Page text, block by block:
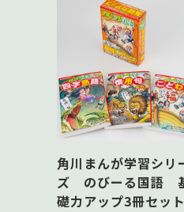
さくいん
読み物
お買い物は楽し
ザバッと激流ど
クルーズ船は危
角川まんが学習シリ
ズ のびーる国語
礎力アップ3冊セット